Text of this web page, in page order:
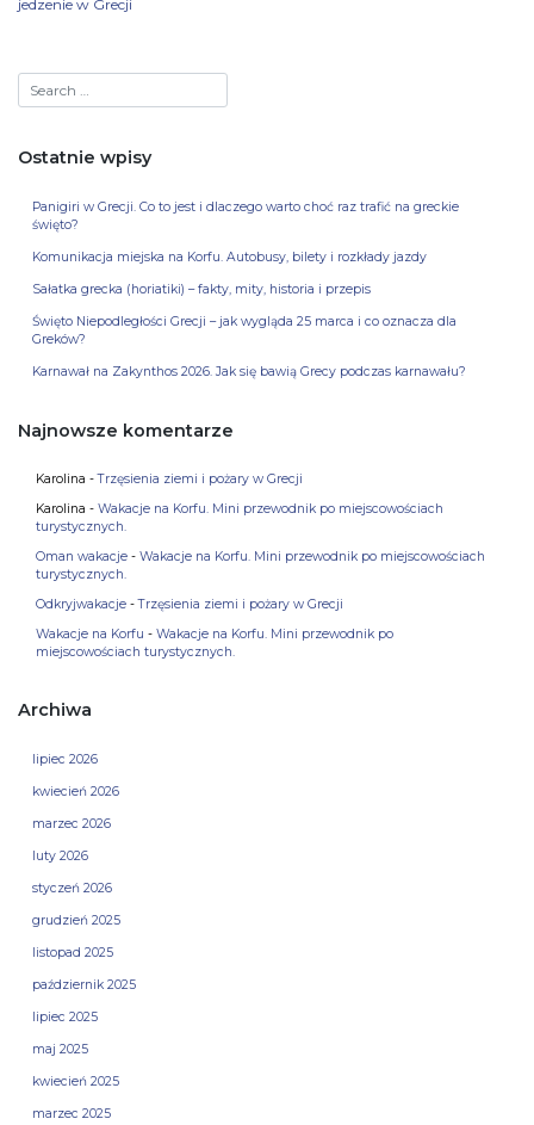
jedzenie w Grecji
Ostatnie wpisy
Panigiri w Grecji. Co to jest i dlaczego warto choć raz trafić na greckie
święto?
Komunikacja miejska na Korfu. Autobusy, bilety i rozkłady jazdy
Sałatka grecka (horiatiki) – fakty, mity, historia i przepis
Święto Niepodległości Grecji – jak wygląda 25 marca i co oznacza dla
Greków?
Karnawał na Zakynthos 2026. Jak się bawią Grecy podczas karnawału?
Najnowsze komentarze
Karolina -Trzęsienia ziemi i pożary w Grecji
Karolina - Wakacje na Korfu. Mini przewodnik po miejscowościach
turystycznych.
Oman wakacje - Wakacje na Korfu. Mini przewodnik po miejscowościach
turystycznych.
Odkryjwakacje -Trzęsienia ziemi i pożary w Grecji
Wakacje na Korfu - Wakacje na Korfu. Mini przewodnik po
miejscowościach turystycznych.
Archiwa
lipiec 2026
kwiecień 2026
marzec 2026
luty 2026
styczeń 2026
grudzień 2025
listopad 2025
październik 2025
lipiec 2025
maj 2025
kwiecień 2025
marzec 2025